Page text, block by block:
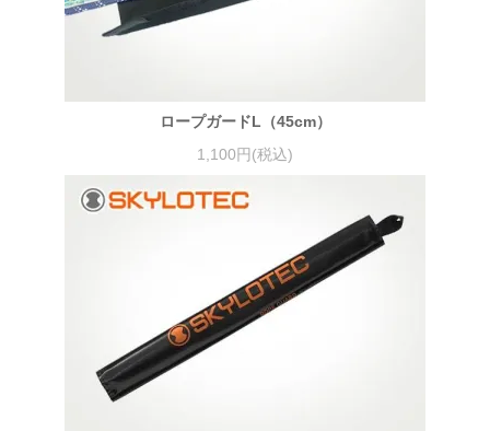
ロープガードL（45cm）
1,100円(税込)